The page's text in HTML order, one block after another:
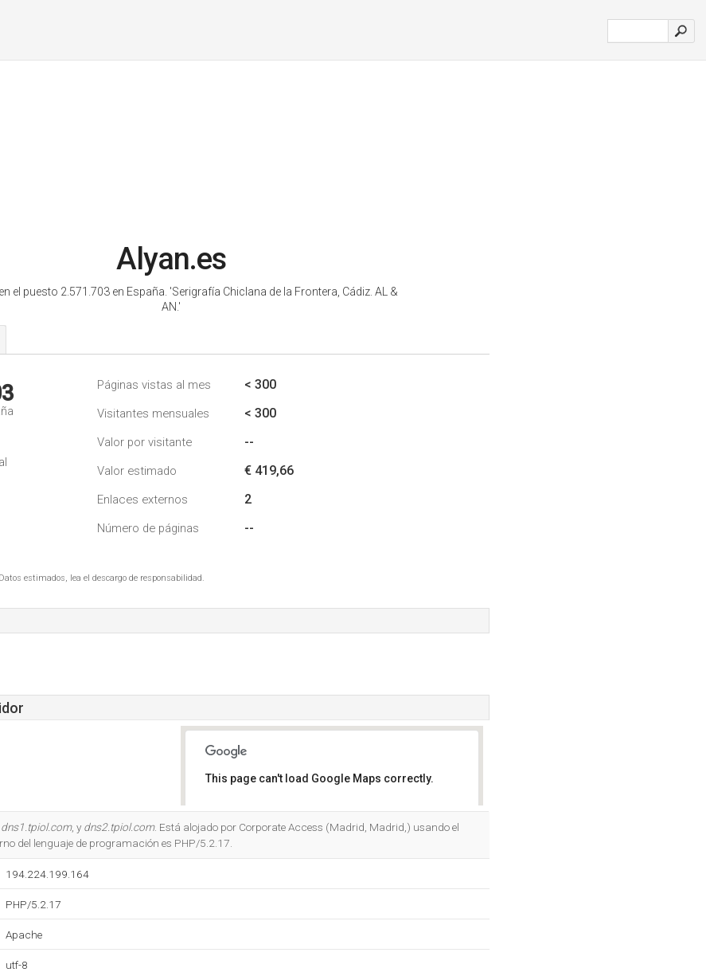
Alyan.es
el puesto 2.571.703 en España. 'Serigrafía Chiclana de la Frontera, Cádiz. AL &
AN.'
Páginas vistas al mes < 300
Visitantes mensuales < 300
Valor por visitante --
Valor estimado € 419,66
Enlaces externos 2
Número de páginas --
estimados, lea el descargo de responsabilidad.
This page can't load Google Maps correctly.
dns1.tpiol.com, y dns2.tpiol.com. Está alojado por Corporate Access (Madrid, Madrid,) usando el
del lenguaje de programación es PHP/5.2.17.
194.224.199.164
PHP/5.2.17
Apache
utf-8